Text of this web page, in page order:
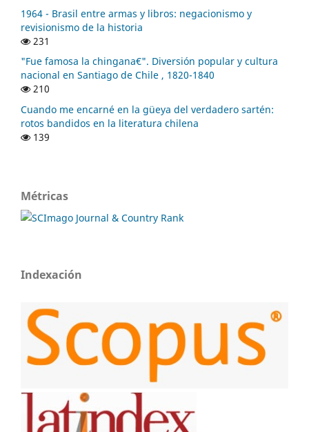
1964 - Brasil entre armas y libros: negacionismo y
revisionismo de la historia
231
"Fue famosa la chingana€". Diversión popular y cultura
nacional en Santiago de Chile , 1820-1840
210
Cuando me encarné en la güeya del verdadero sartén:
rotos bandidos en la literatura chilena
139
Métricas
Indexación